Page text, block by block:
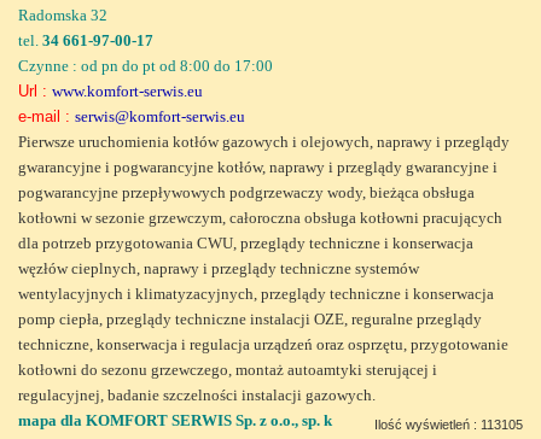
Radomska 32
tel. 34 661-97-00-17
Czynne : od pn do pt od 8:00 do 17:00
Url : www.komfort-serwis.eu
e-mail : serwis@komfort-serwis.eu
Pierwsze uruchomienia kotłów gazowych i olejowych, naprawy i przeglądy
gwarancyjne i pogwarancyjne kotłów, naprawy i przeglądy gwarancyjne i
pogwarancyjne przepływowych podgrzewaczy wody, bieżąca obsługa
kotłowni w sezonie grzewczym, całoroczna obsługa kotłowni pracujących
dla potrzeb przygotowania CWU, przeglądy techniczne i konserwacja
węzłów cieplnych, naprawy i przeglądy techniczne systemów
wentylacyjnych i klimatyzacyjnych, przeglądy techniczne i konserwacja
pomp ciepła, przeglądy techniczne instalacji OZE, reguralne przeglądy
techniczne, konserwacja i regulacja urządzeń oraz osprzętu, przygotowanie
kotłowni do sezonu grzewczego, montaż autoamtyki sterującej i
regulacyjnej, badanie szczelności instalacji gazowych.
mapa dla KOMFORT SERWIS Sp. z o.o., sp. k
Ilość wyświetleń : 113105